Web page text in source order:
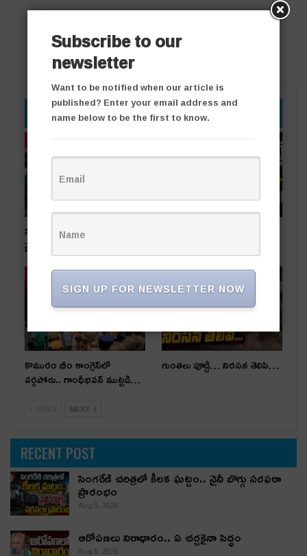
YOU MIGHT ALSO LIKE
సింగరేణి చరిత్రలో కీలక ఘట్టం..
నైనీ బొగ్గు సరఫరా ప్రారంభం
తాజా వార్తలు
కొమురం భీం కాంగ్రెస్‌లో
వర్గపోరు.. గాంధీభవన్ ముట్టడి…
తాజా వార్తలు
గుంతలు పూడ్చి… నిరసన తెలిపి…
NEXT
RECENT POST
సింగరేణి చరిత్రలో కీలక ఘట్టం.. నైనీ బొగ్గు సరఫరా
ప్రారంభం
Aug 5, 2026
ఆరోపణలు నిరాధారం.. ఏ చర్చకైనా సిద్ధం
Aug 5, 2026
Subscribe to our
newsletter
Want to be notified when our article is
published? Enter your email address and
name below to be the first to know.
SIGN UP FOR NEWSLETTER NOW